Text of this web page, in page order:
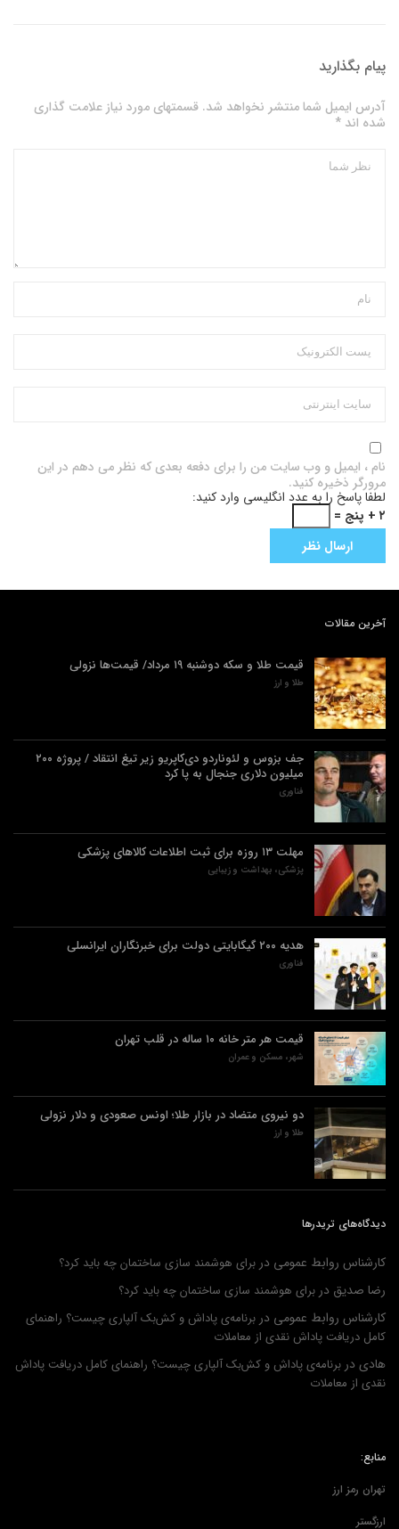
پیام بگذارید
آدرس ایمیل شما منتشر نخواهد شد. قسمتهای مورد نیاز علامت گذاری
شده اند *
نام ، ایمیل و وب سایت من را برای دفعه بعدی که نظر می دهم در این
مرورگر ذخیره کنید.
لطفا پاسخ را به عدد انگلیسی وارد کنید:
۲ + پنج =
آخرین مقالات
قیمت طلا و سکه دوشنبه ۱۹ مرداد/ قیمت‌ها نزولی
طلا و ارز
جف بزوس و لئوناردو دی‌کاپریو زیر تیغ انتقاد / پروژه ۲۰۰
میلیون دلاری جنجال به پا کرد
فناوری
مهلت ۱۳ روزه برای ثبت اطلاعات کالاهای پزشکی
پزشکی، بهداشت و زیبایی
هدیه ۲۰۰ گیگابایتی دولت برای خبرنگاران ایرانسلی
فناوری
قیمت هر متر خانه ۱۰ ساله در قلب تهران
شهر، مسکن و عمران
دو نیروی متضاد در بازار طلا؛ اونس صعودی و دلار نزولی
طلا و ارز
دیدگاه‌های تریدرها
کارشناس روابط عمومی در برای هوشمند سازی ساختمان چه باید کرد؟
رضا صدیق در برای هوشمند سازی ساختمان چه باید کرد؟
کارشناس روابط عمومی در برنامه‌ی پاداش و کش‌بک آلپاری چیست؟ راهنمای
کامل دریافت پاداش نقدی از معاملات
هادی در برنامه‌ی پاداش و کش‌بک آلپاری چیست؟ راهنمای کامل دریافت پاداش
نقدی از معاملات
منابع:
تهران رمز ارز
ارزگستر